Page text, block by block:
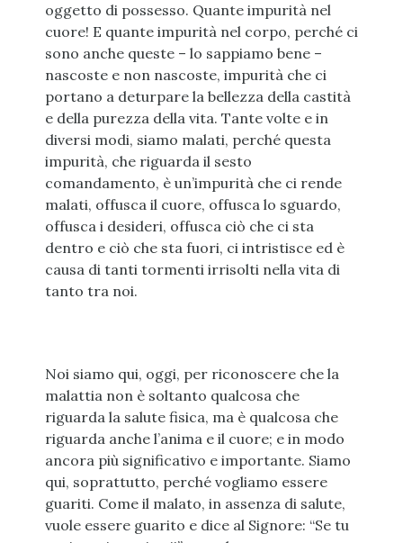
oggetto di possesso. Quante impurità nel
cuore! E quante impurità nel corpo, perché ci
sono anche queste – lo sappiamo bene –
nascoste e non nascoste, impurità che ci
portano a deturpare la bellezza della castità
e della purezza della vita. Tante volte e in
diversi modi, siamo malati, perché questa
impurità, che riguarda il sesto
comandamento, è un’impurità che ci rende
malati, offusca il cuore, offusca lo sguardo,
offusca i desideri, offusca ciò che ci sta
dentro e ciò che sta fuori, ci intristisce ed è
causa di tanti tormenti irrisolti nella vita di
tanto tra noi.
Noi siamo qui, oggi, per riconoscere che la
malattia non è soltanto qualcosa che
riguarda la salute fisica, ma è qualcosa che
riguarda anche l’anima e il cuore; e in modo
ancora più significativo e importante. Siamo
qui, soprattutto, perché vogliamo essere
guariti. Come il malato, in assenza di salute,
vuole essere guarito e dice al Signore: “Se tu